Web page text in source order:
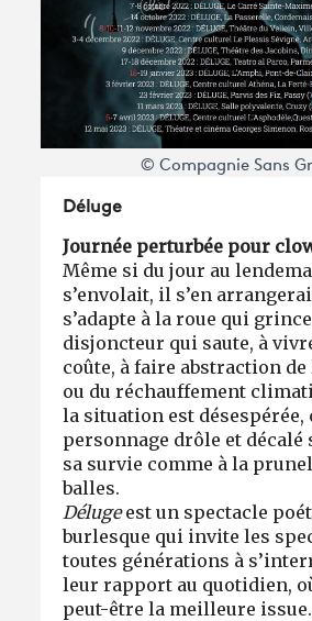
© Compagnie Sans
Déluge
Journée perturbée pour
Même si du jour au
s’envolait, il s’en
s’adapte à la roue qui
disjoncteur qui saute, à
coûte, à faire abstraction
ou du réchauffement
la situation est désespérée,
personnage drôle et décalé
sa survie comme à la
balles.
Délugeest un spectacle
burlesque qui invite les
toutes générations à
leur rapport au quotidien,
peut-être la meilleure issue.